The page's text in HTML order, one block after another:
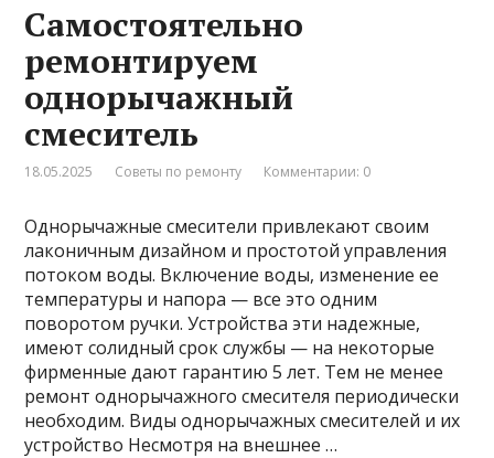
Самостоятельно
ремонтируем
однорычажный
смеситель
18.05.2025 Советы по ремонту Комментарии: 0
Однорычажные смесители привлекают своим
лаконичным дизайном и простотой управления
потоком воды. Включение воды, изменение ее
температуры и напора — все это одним
поворотом ручки. Устройства эти надежные,
имеют солидный срок службы — на некоторые
фирменные дают гарантию 5 лет. Тем не менее
ремонт однорычажного смесителя периодически
необходим. Виды однорычажных смесителей и их
устройство Несмотря на внешнее …